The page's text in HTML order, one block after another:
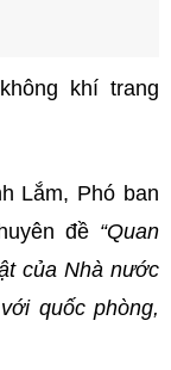
khí trang
Lắm, Phó ban
đề “Quan
của Nhà nước
quốc phòng,